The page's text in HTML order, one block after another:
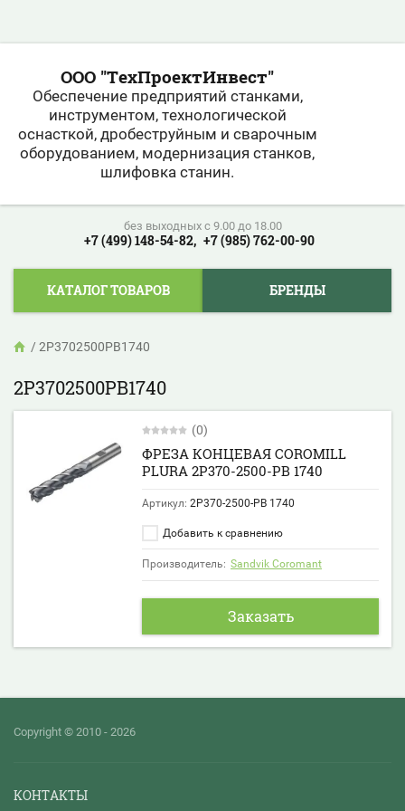
ООО "ТехПроектИнвест"
Обеспечение предприятий станками,
инструментом, технологической
оснасткой, дробеструйным и сварочным
оборудованием, модернизация станков,
шлифовка станин.
без выходных c 9.00 до 18.00
+7 (499) 148-54-82, +7 (985) 762-00-90
КАТАЛОГ ТОВАРОВ БРЕНДЫ
/ 2P3702500PB1740
2P3702500PB1740
(0)
ФРЕЗА КОНЦЕВАЯ COROMILL
PLURA 2P370-2500-PB 1740
Артикул: 2P370-2500-PB 1740
Добавить к сравнению
Производитель: Sandvik Coromant
Заказать
Copyright © 2010 - 2026
КОНТАКТЫ